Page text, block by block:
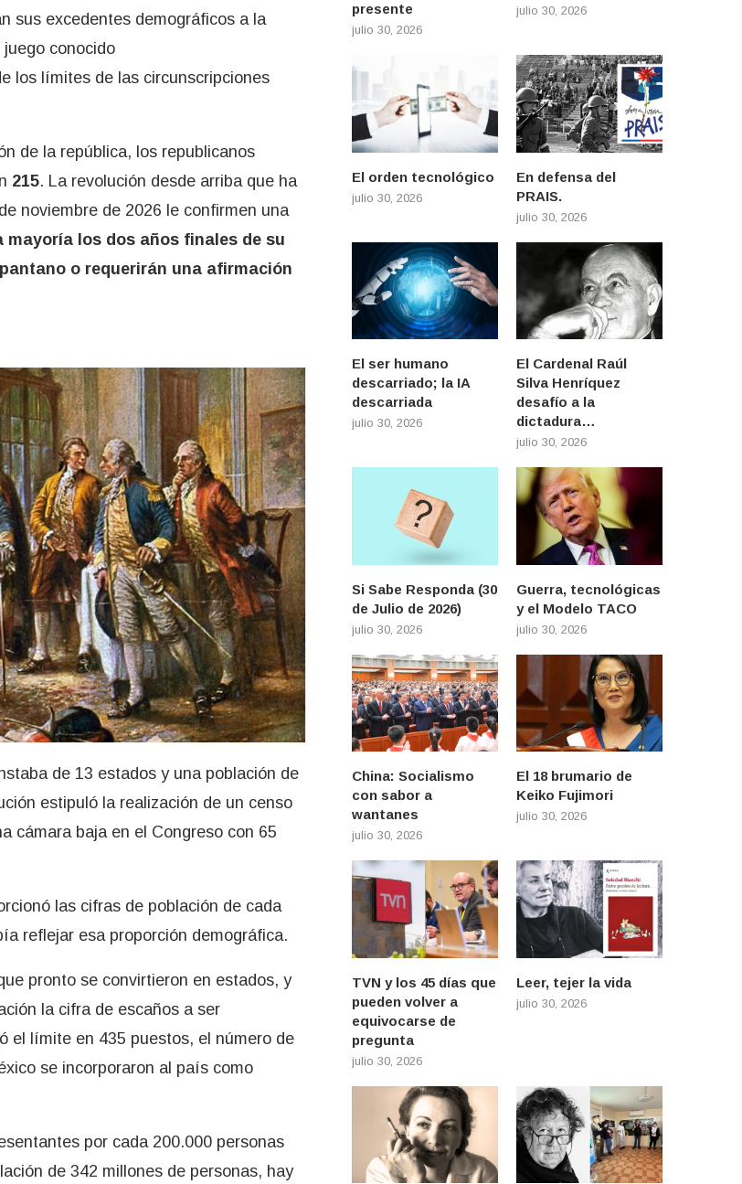
sus excedentes demográficos a la
conocido
los límites de las circunscripciones
de la república, los republicanos
215. La revolución desde arriba que ha
noviembre de 2026 le confirmen una
mayoría los dos años finales de su
o requerirán una afirmación
de 13 estados y una población de
estipuló la realización de un censo
cámara baja en el Congreso con 65
las cifras de población de cada
reflejar esa proporción demográfica.
pronto se convirtieron en estados, y
la cifra de escaños a ser
el límite en 435 puestos, el número de
se incorporaron al país como
por cada 200.000 personas
de 342 millones de personas, hay
presente
julio 30, 2026
julio 30, 2026
El orden tecnológico
julio 30, 2026
En defensa del
PRAIS.
julio 30, 2026
El ser humano
descarriado; la IA
descarriada
julio 30, 2026
El Cardenal Raúl
Silva Henríquez
desafío a la
dictadura…
julio 30, 2026
Si Sabe Responda (30
de Julio de 2026)
julio 30, 2026
Guerra, tecnológicas
y el Modelo TACO
julio 30, 2026
China: Socialismo
con sabor a
wantanes
julio 30, 2026
El 18 brumario de
Keiko Fujimori
julio 30, 2026
TVN y los 45 días que
pueden volver a
equivocarse de
pregunta
julio 30, 2026
Leer, tejer la vida
julio 30, 2026